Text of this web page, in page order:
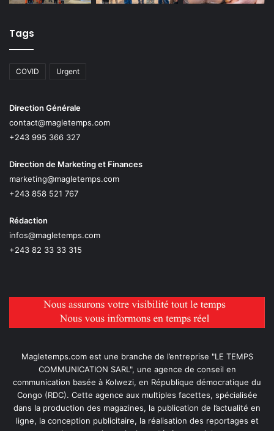
Tags
COVID Urgent
Direction Générale
contact@magletemps.com
+243 995 366 327
Direction de Marketing et Finances
marketing@magletemps.com
+243 858 521 767
Rédaction
infos@magletemps.com
+243 82 33 33 315
Magletemps.com est une branche de l’entreprise "LE TEMPS
COMMUNICATION SARL", une agence de conseil en
communication basée à Kolwezi, en République démocratique du
Congo (RDC). Cette agence aux multiples facettes, spécialisée
dans la production des magazines, la publication de l’actualité en
ligne, la conception publicitaire, la réalisation des reportages et